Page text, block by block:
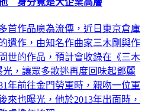
遺作，由知名作曲家三木剛與作
世的作品，預計會收錄在《三木
，讓眾多歌迷再度回味起鄧麗
年前往金門勞軍時，親吻一位軍
來也曝光，他於2013年出面時，
處擔任協理。